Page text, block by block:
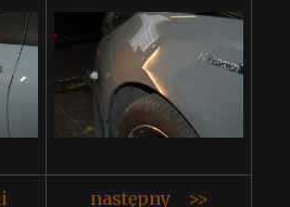
następny >>